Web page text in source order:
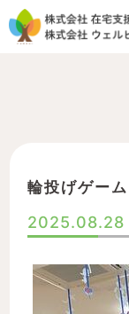
容
輪投げゲーム
2025.08.28